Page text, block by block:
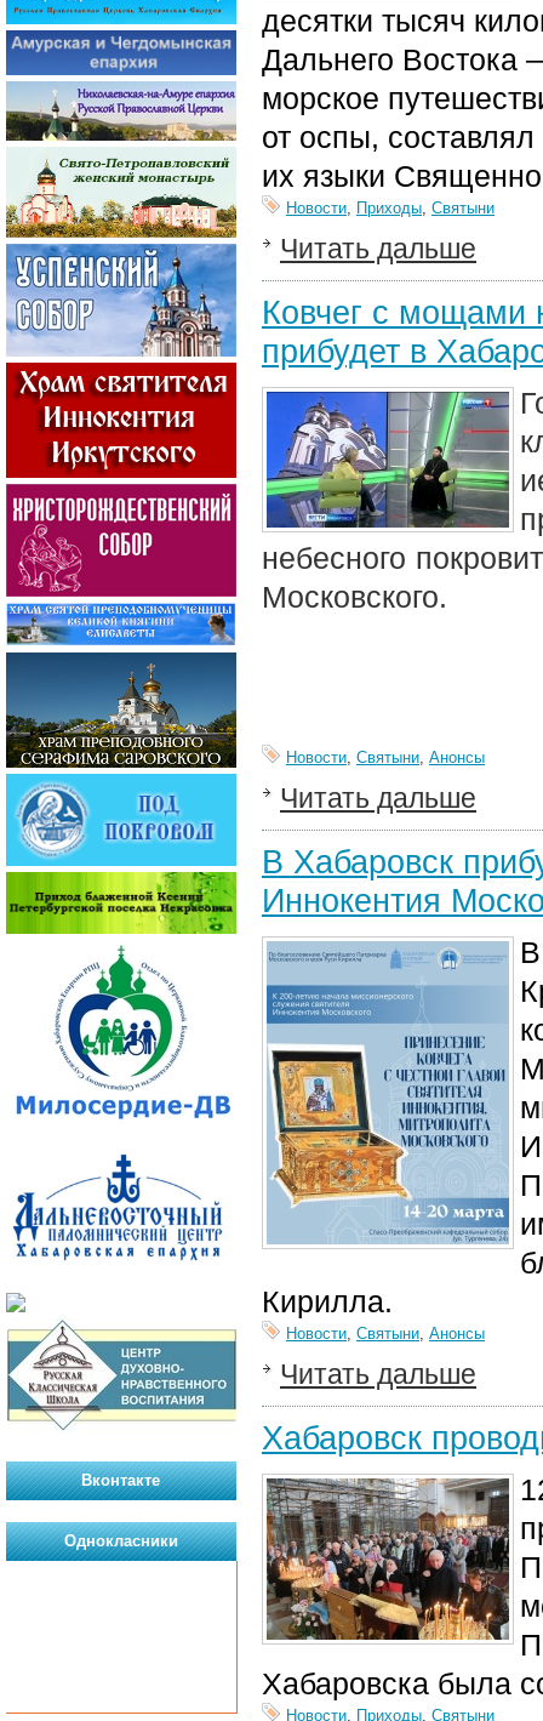
десятки тысяч
Дальнего Востока
морское
от оспы,
их языки
Новости, Приходы, Святыни
Читать дальше
Ковчег с мощами
прибудет в
небесного
Московского.
Новости, Святыни, Анонсы
Читать дальше
В Хабаровск
Иннокентия
Кирилла.
Новости, Святыни, Анонсы
Читать дальше
Хабаровск
Хабаровска была
Новости, Приходы, Святыни
Вконтакте
Однокласники